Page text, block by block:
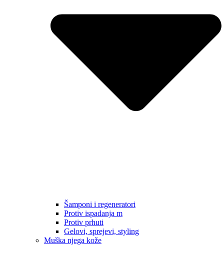
Šamponi i regeneratori
Protiv ispadanja m
Protiv prhuti
Gelovi, sprejevi, styling
Muška njega kože